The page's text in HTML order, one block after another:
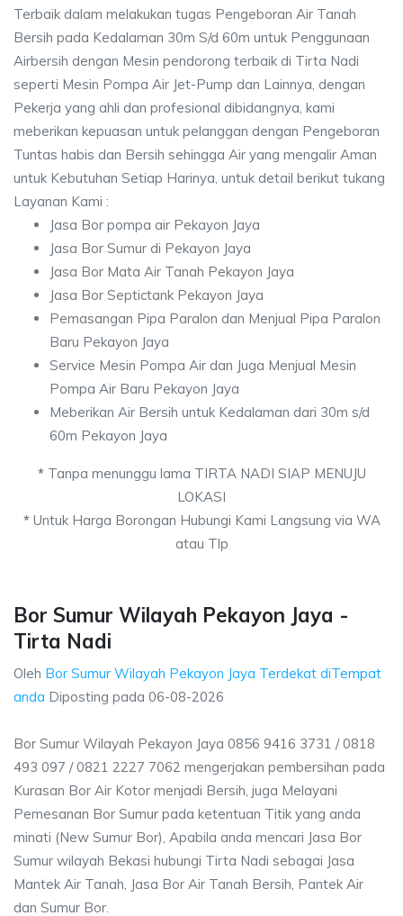
Terbaik dalam melakukan tugas Pengeboran Air Tanah
Bersih pada Kedalaman 30m S/d 60m untuk Penggunaan
Airbersih dengan Mesin pendorong terbaik di Tirta Nadi
seperti Mesin Pompa Air Jet-Pump dan Lainnya, dengan
Pekerja yang ahli dan profesional dibidangnya, kami
meberikan kepuasan untuk pelanggan dengan Pengeboran
Tuntas habis dan Bersih sehingga Air yang mengalir Aman
untuk Kebutuhan Setiap Harinya, untuk detail berikut tukang
Layanan Kami :
Jasa Bor pompa air Pekayon Jaya
Jasa Bor Sumur di Pekayon Jaya
Jasa Bor Mata Air Tanah Pekayon Jaya
Jasa Bor Septictank Pekayon Jaya
Pemasangan Pipa Paralon dan Menjual Pipa Paralon
Baru Pekayon Jaya
Service Mesin Pompa Air dan Juga Menjual Mesin
Pompa Air Baru Pekayon Jaya
Meberikan Air Bersih untuk Kedalaman dari 30m s/d
60m Pekayon Jaya
*Tanpa menunggu lama TIRTA NADI SIAP MENUJU
LOKASI
*Untuk Harga Borongan Hubungi Kami Langsung via WA
atau Tlp
Bor Sumur Wilayah Pekayon Jaya -
Tirta Nadi
Oleh Bor Sumur Wilayah Pekayon Jaya Terdekat diTempat
anda Diposting pada 06-08-2026
Bor Sumur Wilayah Pekayon Jaya 0856 9416 3731 / 0818
493 097 / 0821 2227 7062 mengerjakan pembersihan pada
Kurasan Bor Air Kotor menjadi Bersih, juga Melayani
Pemesanan Bor Sumur pada ketentuan Titik yang anda
minati (New Sumur Bor), Apabila anda mencari Jasa Bor
Sumur wilayah Bekasi hubungi Tirta Nadi sebagai Jasa
Mantek Air Tanah, Jasa Bor Air Tanah Bersih, Pantek Air
dan Sumur Bor.